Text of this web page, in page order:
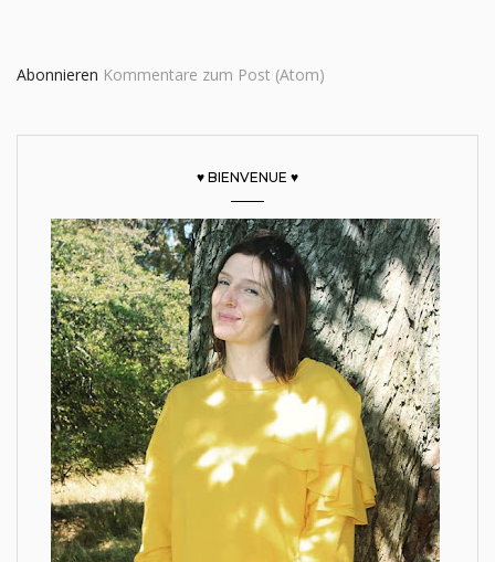
Abonnieren Kommentare zum Post (Atom)
♥ BIENVENUE ♥